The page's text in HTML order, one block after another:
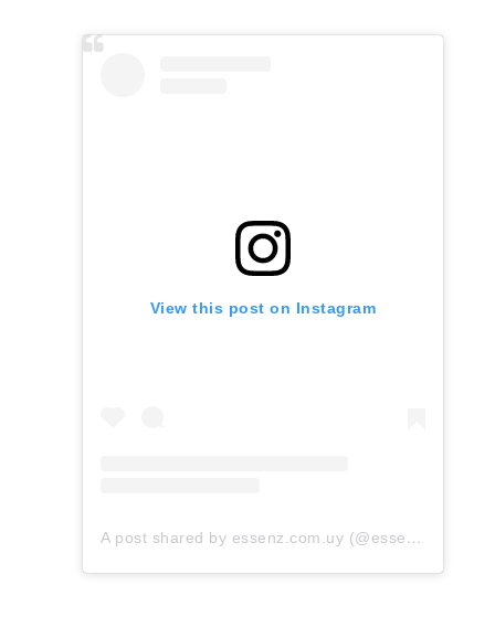
View this post on Instagram
A post shared by essenz.com.uy (@essenz.com.uy)